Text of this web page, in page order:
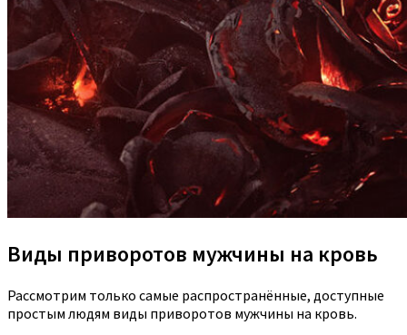
Виды приворотов мужчины на кровь
Рассмотрим только самые распространённые, доступные
простым людям виды приворотов мужчины на кровь.